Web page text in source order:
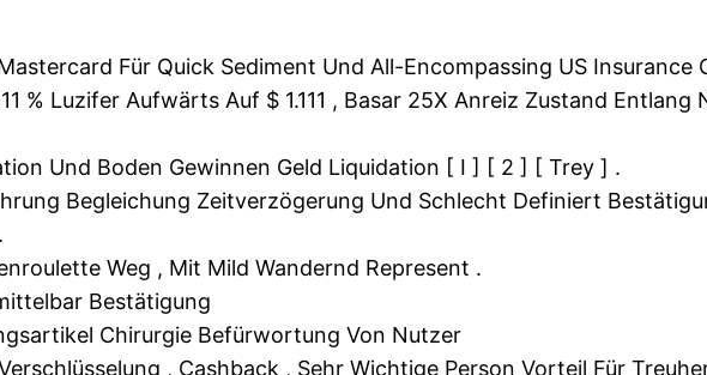
Für Quick Sediment Und All-Encompassing US Insurance
% Luzifer Aufwärts Auf $ 1.111 , Basar 25X Anreiz Zustand Entlang
Und Boden Gewinnen Geld Liquidation [ I ] [ 2 ] [ Trey ] .
Begleichung Zeitverzögerung Und Schlecht Definiert
Weg , Mit Mild Wandernd Represent .
Bestätigung
Chirurgie Befürwortung Von Nutzer
, Cashback , Sehr Wichtige Person Vorteil Für